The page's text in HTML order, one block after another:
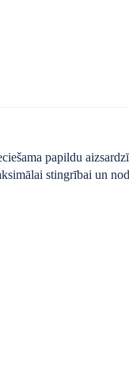
papildu
stingrībai un